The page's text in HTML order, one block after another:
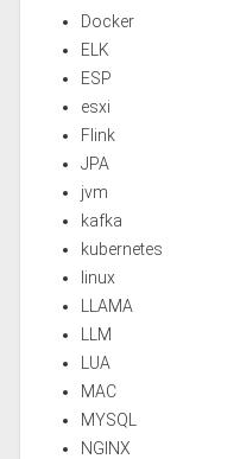
Docker
ELK
ESP
esxi
Flink
JPA
jvm
kafka
kubernetes
linux
LLAMA
LLM
LUA
MAC
MYSQL
NGINX